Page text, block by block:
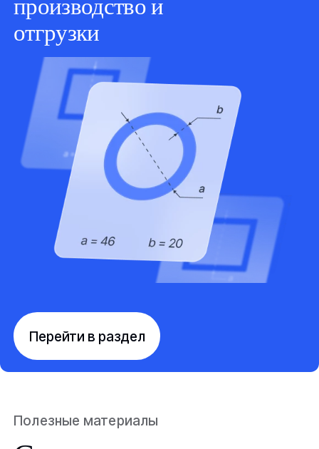
производство и
отгрузки
Перейти в раздел
Полезные материалы